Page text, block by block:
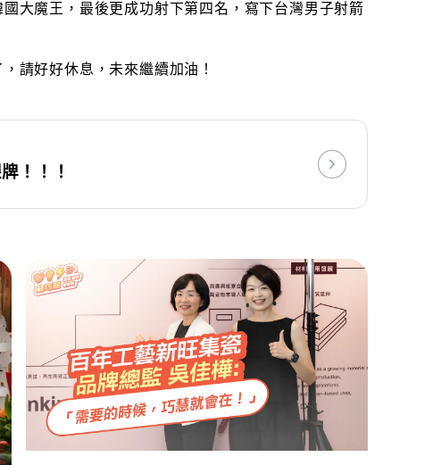
大魔王，最後更成功射下第四名，寫下台灣男子射箭
請好好休息，未來繼續加油！
！！！